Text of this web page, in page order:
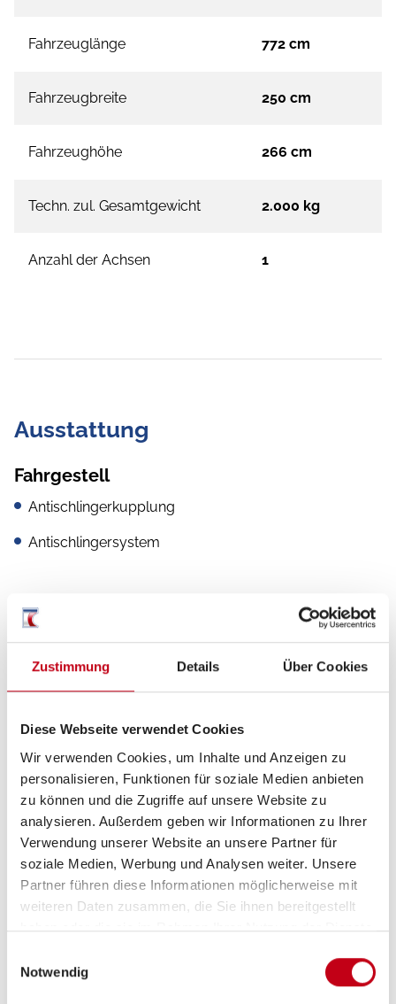
Zustimmung Details Über Cookies
Diese Webseite verwendet Cookies
Wir verwenden Cookies, um Inhalte und Anzeigen zu
personalisieren, Funktionen für soziale Medien anbieten
zu können und die Zugriffe auf unsere Website zu
analysieren. Außerdem geben wir Informationen zu Ihrer
Verwendung unserer Website an unsere Partner für
soziale Medien, Werbung und Analysen weiter. Unsere
Partner führen diese Informationen möglicherweise mit
weiteren Daten zusammen, die Sie ihnen bereitgestellt
haben oder die sie im Rahmen Ihrer Nutzung der Dienste
Notwendig
Fahrzeuglänge 772 cm
Fahrzeugbreite 250 cm
Fahrzeughöhe 266 cm
Techn. zul. Gesamtgewicht 2.000 kg
Anzahl der Achsen 1
Ausstattung
Fahrgestell
Antischlingerkupplung
Antischlingersystem
Küche
Kompressor-Kühlschrank
Sanitär
Dusche separat